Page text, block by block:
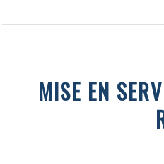
MISE EN